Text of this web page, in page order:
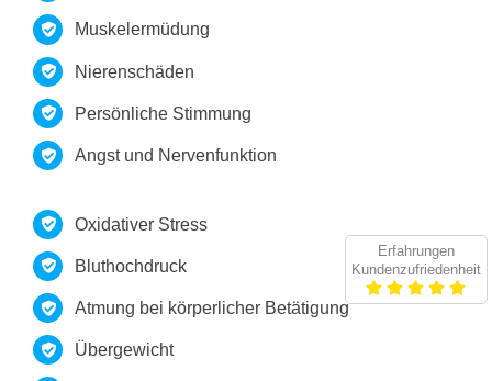
Muskelermüdung
Nierenschäden
Persönliche Stimmung
Angst und Nervenfunktion
Oxidativer Stress
Bluthochdruck
Atmung bei körperlicher Betätigung
Übergewicht
Erfahrungen
Kundenzufriedenheit